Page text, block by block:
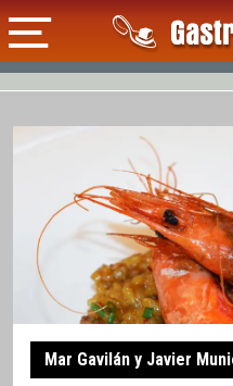
Mar Gavilán y Javier